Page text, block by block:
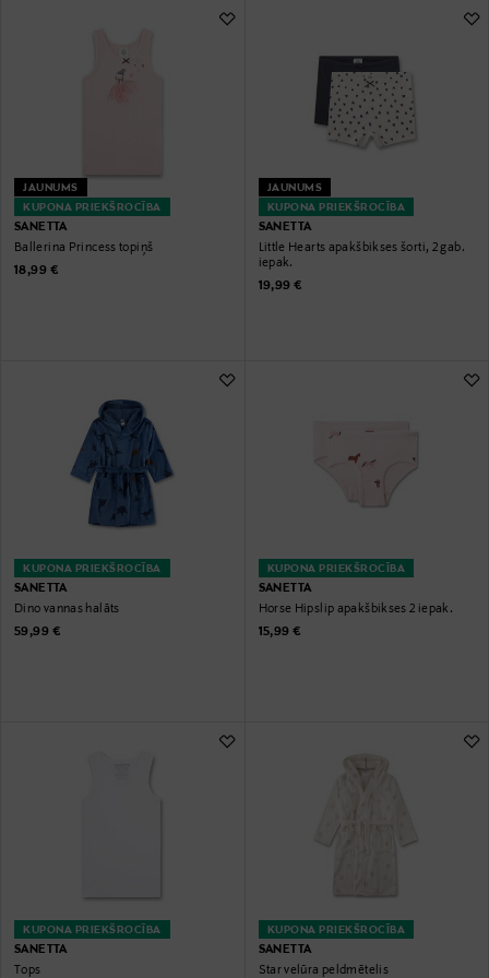
KUPONA PRIEKŠROCĪBA
JAUNUMS
SANETTA
Ballerina Princess topiņš
Original Price
18,99 €
KUPONA PRIEKŠROCĪBA
JAUNUMS
SANETTA
Little Hearts apakšbikses šorti, 2 gab.
iepak.
Original Price
19,99 €
KUPONA PRIEKŠROCĪBA
SANETTA
Dino vannas halāts
Original Price
59,99 €
KUPONA PRIEKŠROCĪBA
SANETTA
Horse Hipslip apakšbikses 2 iepak.
Original Price
15,99 €
KUPONA PRIEKŠROCĪBA
SANETTA
Tops
KUPONA PRIEKŠROCĪBA
SANETTA
Star velūra peldmētelis